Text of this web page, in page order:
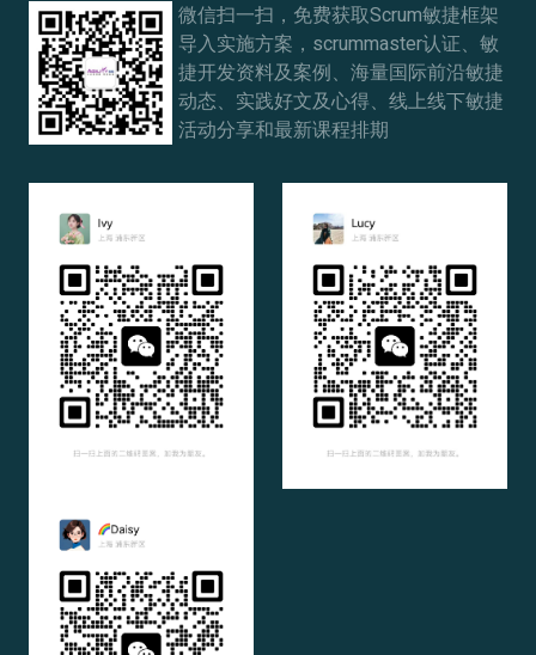
微信扫一扫，免费获取Scrum敏捷框架
导入实施方案，scrummaster认证、敏
捷开发资料及案例、海量国际前沿敏捷
动态、实践好文及心得、线上线下敏捷
活动分享和最新课程排期